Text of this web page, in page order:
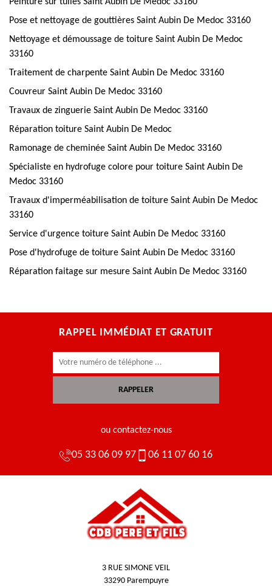
Pose et nettoyage de gouttières Saint Aubin De Medoc 33160
Nettoyage et démoussage de toiture Saint Aubin De Medoc
33160
Traitement de charpente Saint Aubin De Medoc 33160
Couvreur Saint Aubin De Medoc 33160
Travaux de zinguerie Saint Aubin De Medoc 33160
Réparation toiture Saint Aubin De Medoc
Ramonage de cheminée Saint Aubin De Medoc 33160
Spécialiste en hydrofuge colore pour toiture Saint Aubin De
Medoc 33160
Travaux d'imperméabilisation de toiture Saint Aubin De Medoc
33160
Service d'urgence toiture Saint Aubin De Medoc 33160
Pose d'hydrofuge de toiture Saint Aubin De Medoc 33160
Réparation faitage sur mesure Saint Aubin De Medoc 33160
RAPPEL IMMÉDIAT ET GRATUIT
ou contactez-nous
05 33 06 09 97 06 11 07 60 16
3 RUE SIMONE VEIL
33290 Parempuyre